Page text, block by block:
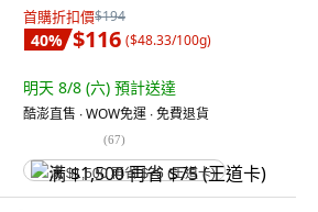
首購折扣價$194
40% $116 ($48.33/100g)
明天 8/8 (六) 預計送達
酷澎直售 ∙ WOW免運 ∙ 免費退貨
(67)
满 $1,500 再省 $75 (王道卡)